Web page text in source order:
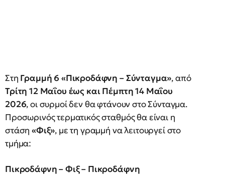
Στη Γραμμή 6 «Πικροδάφνη – Σύνταγμα», από
Τρίτη 12 Μαΐου έως και Πέμπτη 14 Μαΐου
2026, οι συρμοί δεν θα φτάνουν στο Σύνταγμα.
Προσωρινός τερματικός σταθμός θα είναι η
στάση«Φιξ», με τη γραμμή να λειτουργεί στο
τμήμα:
Πικροδάφνη – Φιξ – Πικροδάφνη